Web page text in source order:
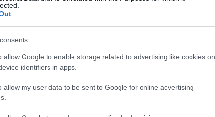
allow Google to enable storage related to advertising like cookies on
identifiers in apps.
allow my user data to be sent to Google for online advertising
de varicelle.
rangeait pas sa chambre.
seulement ce départ pouvait motiver Lio a en